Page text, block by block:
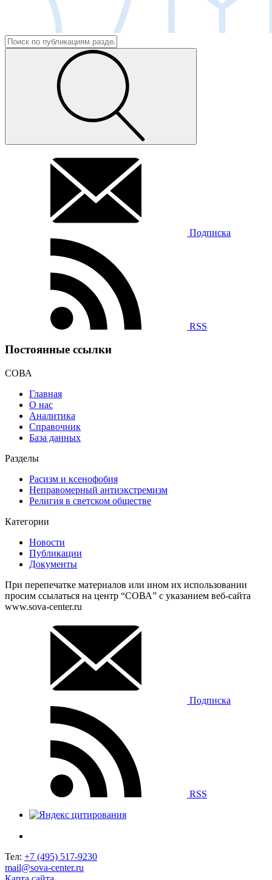
Подписка
RSS
Постоянные ссылки
СОВА
Главная
О нас
Аналитика
Справочник
База данных
Разделы
Расизм и ксенофобия
Неправомерный антиэкстремизм
Религия в светском обществе
Категории
Новости
Публикации
Документы
При перепечатке материалов или ином их использовании
просим ссылаться на центр “СОВА” с указанием веб-сайта
www.sova-center.ru
Подписка
RSS
Тел: +7 (495) 517-9230
mail@sova-center.ru